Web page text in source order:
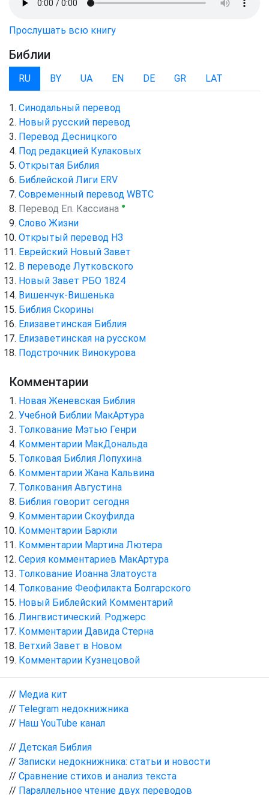
Прослушать всю книгу
Библии
RU BY UA EN DE GR LAT
Синодальный перевод
Новый русский перевод
Перевод Десницкого
Под редакцией Кулаковых
Открытая Библия
Библейской Лиги ERV
Cовременный перевод WBTC
Перевод Еп. Кассиана ●
Слово Жизни
Открытый перевод НЗ
Еврейский Новый Завет
В переводе Лутковского
Новый Завет РБО 1824
Вишенчук-Вишенька
Библия Скорины
Елизаветинская Библия
Елизаветинская на русском
Подстрочник Винокурова
Комментарии
Новая Женевская Библия
Учебной Библии МакАртура
Толкование Мэтью Генри
Комментарии МакДональда
Толковая Библия Лопухина
Комментарии Жана Кальвина
Толкования Августина
Библия говорит сегодня
Комментарии Скоуфилда
Комментарии Баркли
Комментарии Мартина Лютера
Серия комментариев МакАртура
Толкование Иоанна Златоуста
Толкование Феофилакта Болгарского
Новый Библейский Комментарий
Лингвистический. Роджерс
Комментарии Давида Стерна
Ветхий Завет в Новом
Комментарии Кузнецовой
// Медиа кит
// Telegram недокнижника
// Наш YouTube канал
// Детская Библия
// Записки недокнижника: статьи и новости
// Сравнение стихов и анализ текста
// Параллельное чтение двух переводов